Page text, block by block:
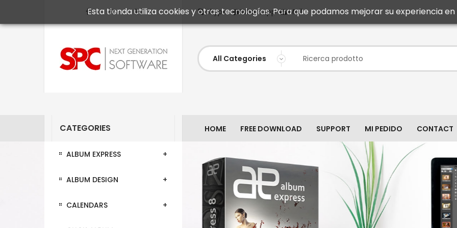
Skype WhatsApp Mail
CATEGORIES
ALBUM EXPRESS
ALBUM DESIGN
CALENDARS
HOME FREE DOWNLOAD SUPPORT MI PEDIDO CONTACT
Esta tienda utiliza cookies y otras tecnologías. Para que podamos mejorar su experiencia en